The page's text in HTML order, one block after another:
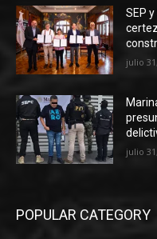
SEP
julio
julio
POPULAR CATEGORY